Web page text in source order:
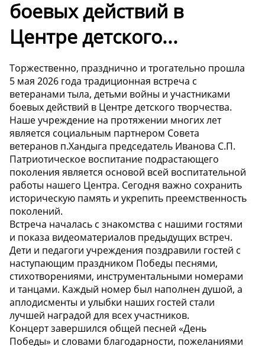
боевых действий в
Центре детского...
Торжественно, празднично и трогательно прошла
5 мая 2026 года традиционная встреча с
ветеранами тыла, детьми войны и участниками
боевых действий в Центре детского творчества.
Наше учреждение на протяжении многих лет
является социальным партнером Совета
ветеранов п.Хандыга председатель Иванова С.П.
Патриотическое воспитание подрастающего
поколения является основой всей воспитательной
работы нашего Центра. Сегодня важно сохранить
историческую память и укрепить преемственность
поколений.
Встреча началась с знакомства с нашими гостями
и показа видеоматериалов предыдущих встреч.
Дети и педагоги учреждения поздравили гостей с
наступающим праздником Победы песнями,
стихотворениями, инструментальными номерами
и танцами. Каждый номер был наполнен душой, а
аплодисменты и улыбки наших гостей стали
лучшей наградой для всех участников.
Концерт завершился общей песней «День
Победы» и словами благодарности, пожеланиями